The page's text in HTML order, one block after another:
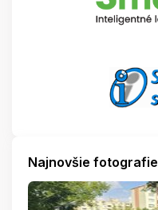
Najnovšie fotografie